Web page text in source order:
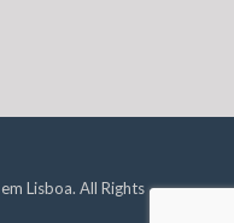
Lisboa. All Rights